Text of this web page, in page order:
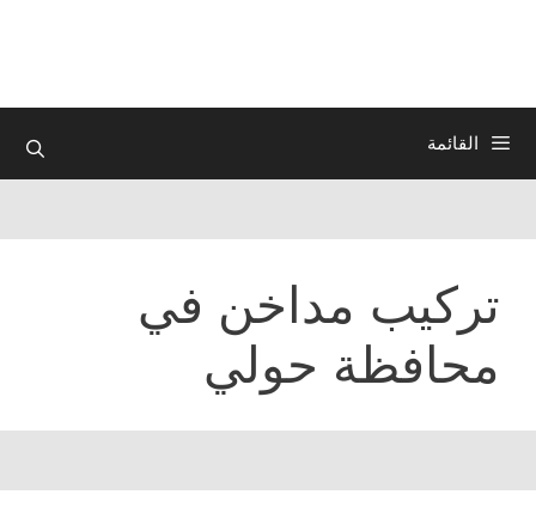
القائمة
تركيب مداخن في
محافظة حولي